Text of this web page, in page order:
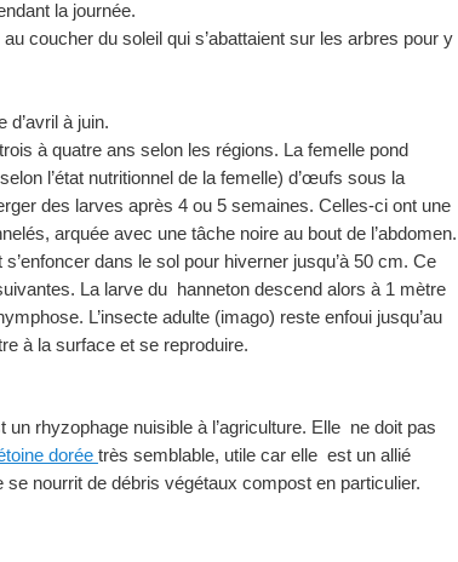
la journée.
coucher du soleil qui s’abattaient sur les arbres pour y
d’avril à juin.
à quatre ans selon les régions. La femelle pond
l’état nutritionnel de la femelle) d’œufs sous la
des larves après 4 ou 5 semaines. Celles-ci ont une
arquée avec une tâche noire au bout de l’abdomen.
dans le sol pour hiverner jusqu’à 50 cm. Ce
La larve du hanneton descend alors à 1 mètre
L’insecte adulte (imago) reste enfoui jusqu’au
à la surface et se reproduire.
un rhyzophage nuisible à l’agriculture. Elle ne doit pas
dorée très semblable, utile car elle est un allié
se nourrit de débris végétaux compost en particulier.